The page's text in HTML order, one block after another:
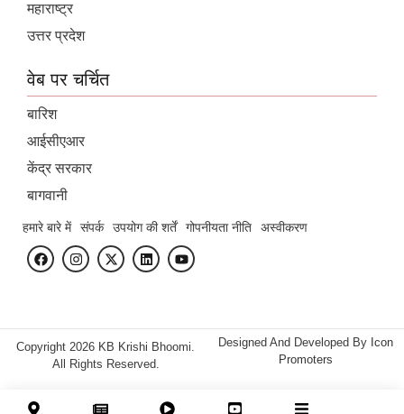
महाराष्ट्र
उत्तर प्रदेश
वेब पर चर्चित
बारिश
आईसीएआर
केंद्र सरकार
बागवानी
हमारे बारे में संपर्क उपयोग की शर्तें गोपनीयता नीति अस्वीकरण
Copyright 2026 KB Krishi Bhoomi.
All Rights Reserved.
Designed And Developed By Icon
Promoters